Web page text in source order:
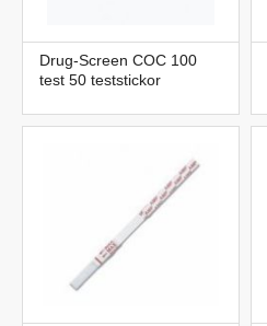
Drug-Screen COC 100
test 50 teststickor